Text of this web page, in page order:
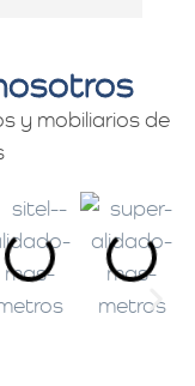
y mobiliarios de